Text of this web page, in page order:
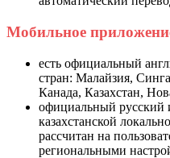
Мобильное
есть официальный
стран: Малайзия,
Канада, Казахстан,
официальный русский
казахстанской
рассчитан на
региональными